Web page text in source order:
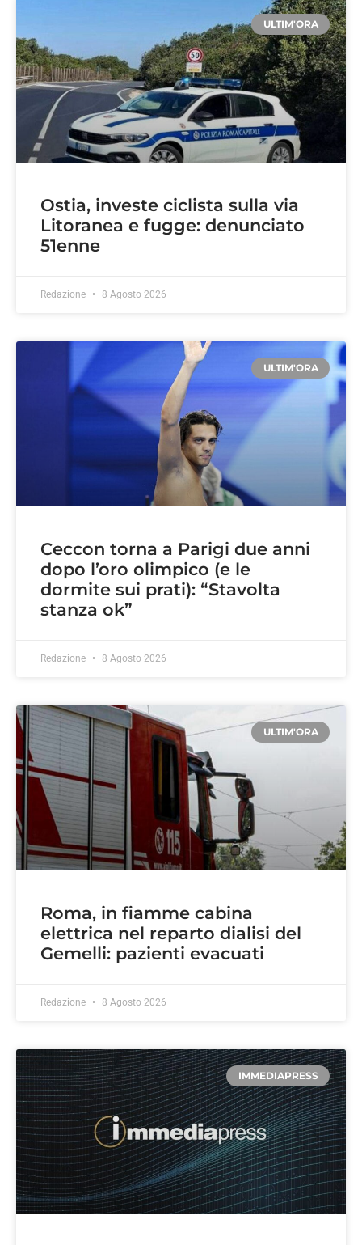
ULTIM'ORA
Ostia, investe ciclista sulla via
Litoranea e fugge: denunciato
51enne
Redazione 8 Agosto 2026
ULTIM'ORA
Ceccon torna a Parigi due anni
dopo l’oro olimpico (e le
dormite sui prati): “Stavolta
stanza ok”
Redazione 8 Agosto 2026
ULTIM'ORA
Roma, in fiamme cabina
elettrica nel reparto dialisi del
Gemelli: pazienti evacuati
Redazione 8 Agosto 2026
IMMEDIAPRESS